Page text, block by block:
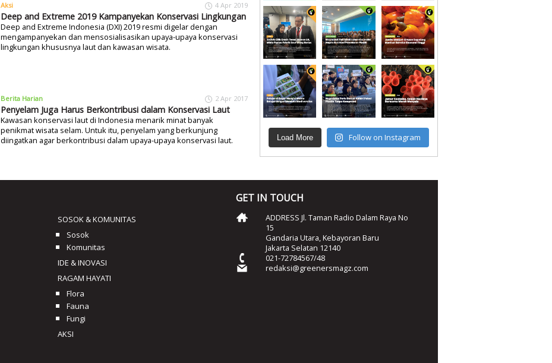
Aksi 4 Apr 2019
Deep and Extreme 2019 Kampanyekan Konservasi Lingkungan
Deep and Extreme Indonesia (DXI) 2019 resmi digelar dengan
mengampanyekan dan mensosialisasikan upaya-upaya konservasi
lingkungan khususnya laut dan kawasan wisata.
Berita Harian 2 Apr 2017
Penyelam Juga Harus Berkontribusi dalam Konservasi Laut
Kawasan konservasi laut di Indonesia menarik minat banyak
penikmat wisata selam. Untuk itu, penyelam yang berkunjung
diingatkan agar berkontribusi dalam upaya-upaya konservasi laut.
Load More Follow on Instagram
SOSOK & KOMUNITAS
Sosok
Komunitas
IDE & INOVASI
RAGAM HAYATI
Flora
Fauna
Fungi
AKSI
GET IN TOUCH
ADDRESS Jl. Taman Radio Dalam Raya No
15
Gandaria Utara, Kebayoran Baru
Jakarta Selatan 12140
021-72784567/48
redaksi@greenersmagz.com